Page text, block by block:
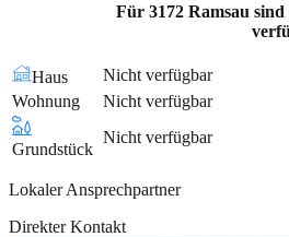
Für 3172 Ramsau
Haus
Nicht verfügbar
Wohnung
Nicht verfügbar
Grundstück
Nicht verfügbar
Lokaler Ansprechpartner
Direkter Kontakt